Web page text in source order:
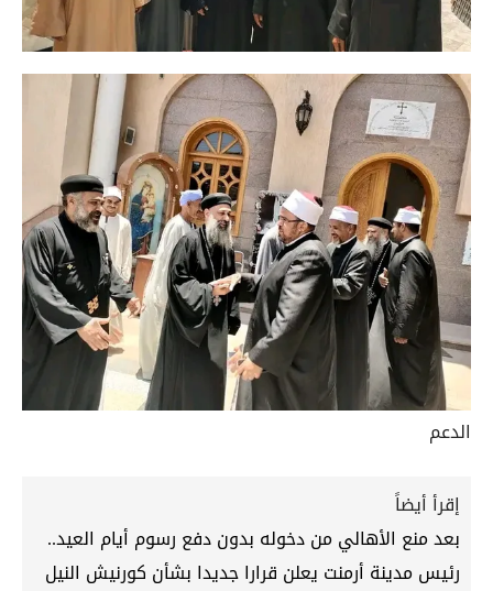
الدعم
إقرأ أيضاً
بعد منع الأهالي من دخوله بدون دفع رسوم أيام العيد..
رئيس مدينة أرمنت يعلن قرارا جديدا بشأن كورنيش النيل